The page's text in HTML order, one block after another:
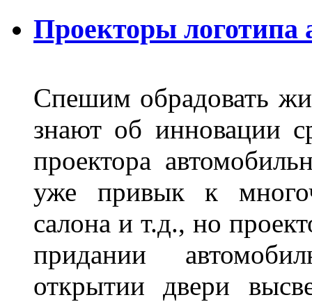
Проекторы логотипа
Спешим обрадовать
знают об инновации
проектора
уже привык к
салона и т.д., но
придании
открытии двери